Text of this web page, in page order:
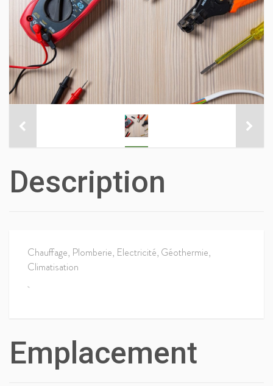
Description
Chauffage, Plomberie, Electricité, Géothermie,
Climatisation
Emplacement